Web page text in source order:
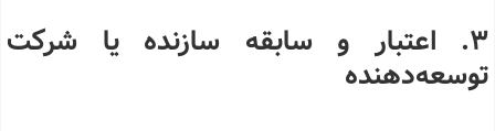
۳. اعتبار و سابقه سازنده یا شرکت
توسعه‌دهنده